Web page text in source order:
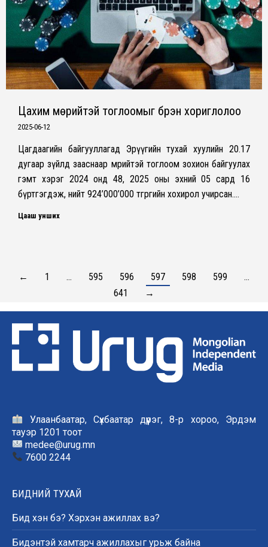
Цахим мөрийтэй тоглоомыг бүрэн хориглолоо
2025-06-12
Цагдаагийн байгууллагад Эрүүгийн тухай хуулийн 20.17
дугаар зүйлд зааснаар мөрийтэй тоглоом зохион байгуулах
гэмт хэрэг 2024 онд 48, 2025 оны эхний 05 сард 16
бүртгэгдэж, нийт 924’000’000 төгрөгийн хохирол учирсан.…
Цааш унших
← 1 … 595 596 597 598 599
…
641
→
Улаанбаатар, Сүхбаатар дүүрэг, 8-р хороо, Эрдэм
тауэр 1201 тоот
medee@urug.mn
7600 2244
БИДНИЙ ТУХАЙ
Бид хэн бэ? Хэрхэн ажиллах вэ?
Бидэнтэй хамтарч ажиллахыг урьж байна